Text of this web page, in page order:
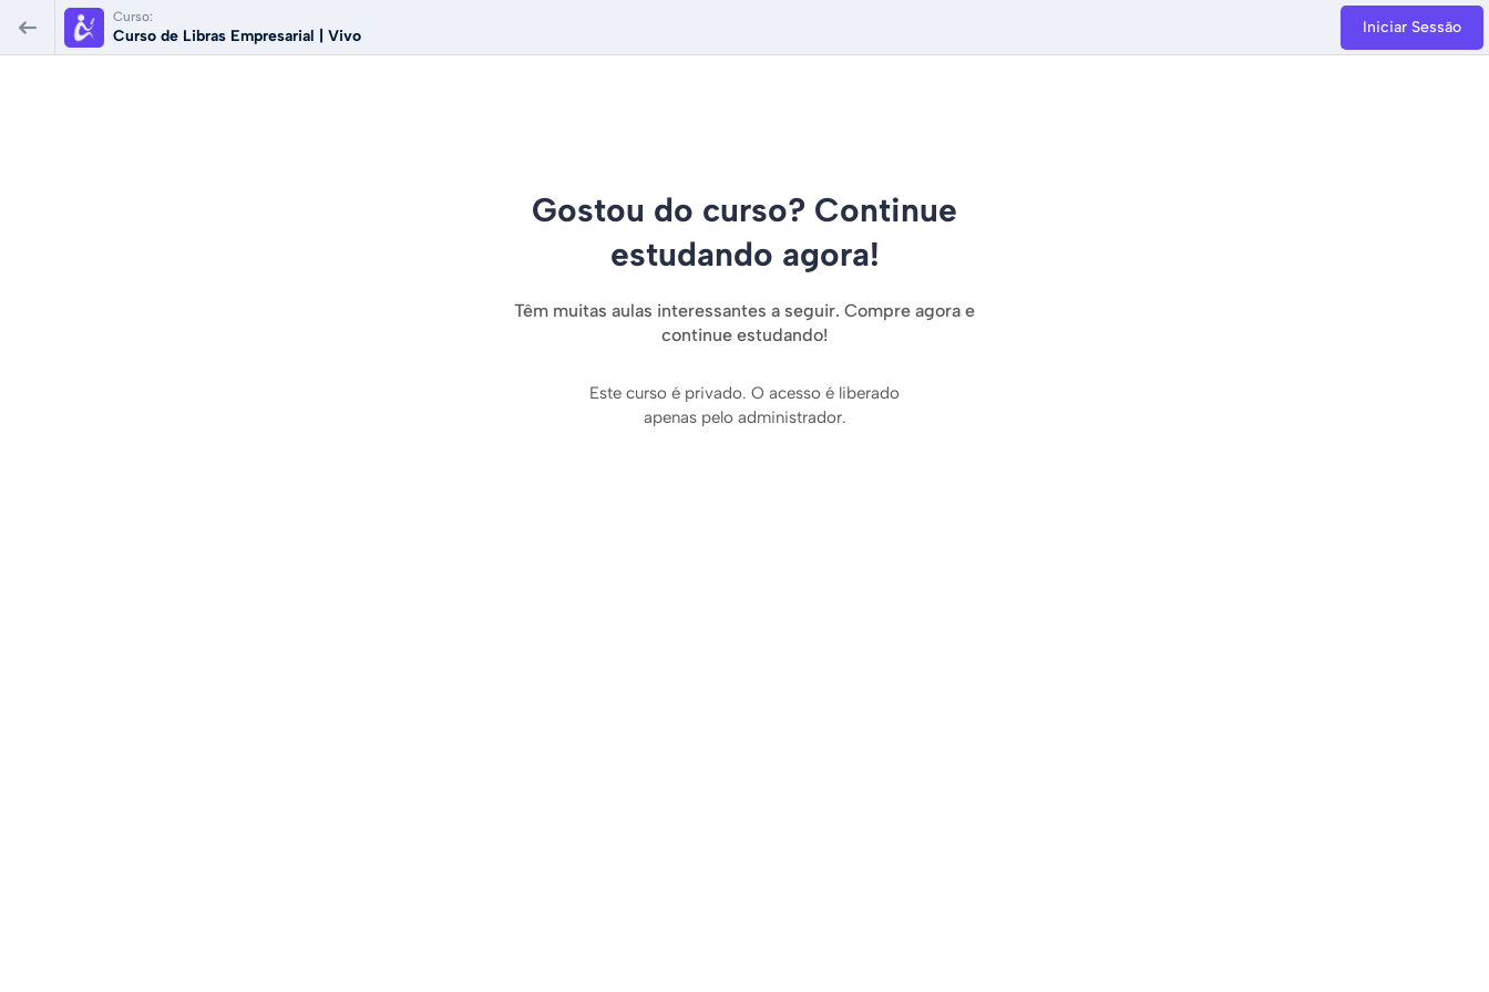
Curso:
Curso de Libras Empresarial | Vivo Iniciar Sessão
Gostou do curso? Continue
estudando agora!
Têm muitas aulas interessantes a seguir. Compre agora e
continue estudando!
Este curso é privado. O acesso é liberado
apenas pelo administrador.